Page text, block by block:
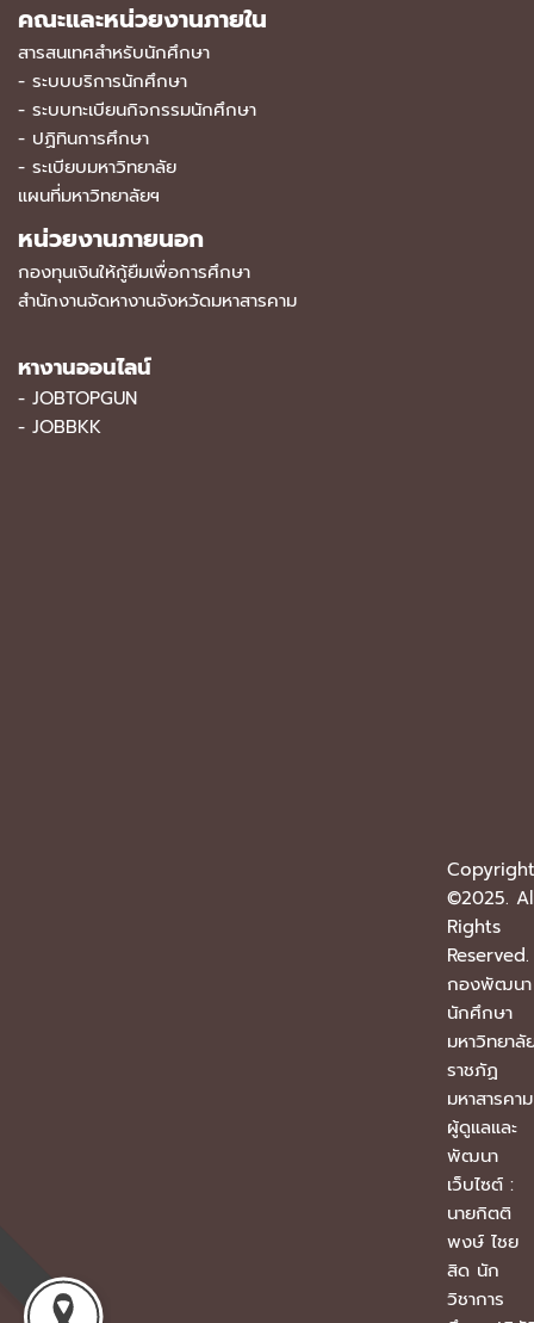
คณะและหน่วยงานภายใน
สารสนเทศสำหรับนักศึกษา
- ระบบบริการนักศึกษา
- ระบบทะเบียนกิจกรรมนักศึกษา
- ปฏิทินการศึกษา
- ระเบียบมหาวิทยาลัย
แผนที่มหาวิทยาลัยฯ
หน่วยงานภายนอก
กองทุนเงินให้กู้ยืมเพื่อการศึกษา
สำนักงานจัดหางานจังหวัดมหาสารคาม
หางานออนไลน์
- JOBTOPGUN
- JOBBKK
Copyright
©2025.
Rights
Reserved.
กองพัฒนา
นักศึกษา
มหาวิทยาลั
ราชภัฏ
มหาสารค
ผู้ดูแลและ
พัฒนา
เว็บไซต์ :
นายกิตติ
พงษ์ ไชย
สิด นัก
วิชาการ